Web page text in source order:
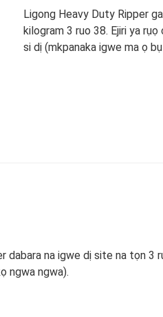
Ligong Heavy Duty Ripper
kilogram 3 ruo 38. Ejiri ya rụọ
si dị (mkpanaka igwe ma ọ
na igwe dị site na tọn 3
ngwa ngwa).